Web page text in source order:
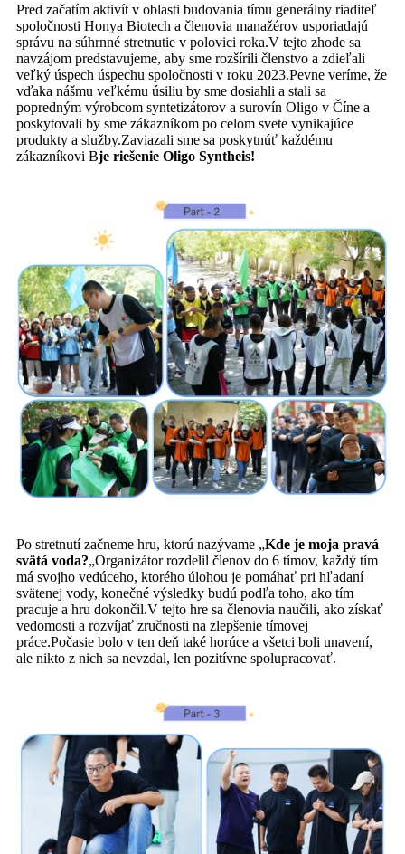
Pred začatím aktivít v oblasti budovania tímu generálny riaditeľ
spoločnosti Honya Biotech a členovia manažérov usporiadajú
správu na súhrnné stretnutie v polovici roka.V tejto zhode sa
navzájom predstavujeme, aby sme rozšírili členstvo a zdieľali
veľký úspech úspechu spoločnosti v roku 2023.Pevne veríme, že
vďaka nášmu veľkému úsiliu by sme dosiahli a stali sa
popredným výrobcom syntetizátorov a surovín Oligo v Číne a
poskytovali by sme zákazníkom po celom svete vynikajúce
produkty a služby.Zaviazali sme sa poskytnúť každému
zákazníkovi Bje riešenie Oligo Syntheis!
Po stretnutí začneme hru, ktorú nazývame „Kde je moja pravá
svätá voda?„Organizátor rozdelil členov do 6 tímov, každý tím
má svojho vedúceho, ktorého úlohou je pomáhať pri hľadaní
svätenej vody, konečné výsledky budú podľa toho, ako tím
pracuje a hru dokončil.V tejto hre sa členovia naučili, ako získať
vedomosti a rozvíjať zručnosti na zlepšenie tímovej
práce.Počasie bolo v ten deň také horúce a všetci boli unavení,
ale nikto z nich sa nevzdal, len pozitívne spolupracovať.